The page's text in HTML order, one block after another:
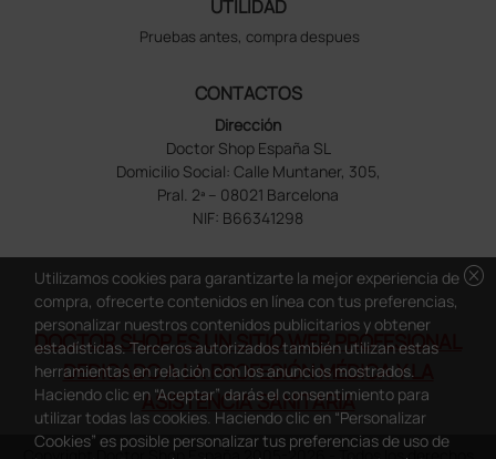
UTILIDAD
Pruebas antes, compra despues
CONTACTOS
Dirección
Doctor Shop España SL
Domicilio Social: Calle Muntaner, 305,
Pral. 2ª – 08021 Barcelona
NIF: B66341298
DOCTOR SHOP ES UN SITIO WEB PROFESIONAL
DEDICADO A LA PROFESIÓN MÉDICA Y LA
ASISTENCIA SANITARIA
cancel
Utilizamos cookies para garantizarte la mejor experiencia de
compra, ofrecerte contenidos en línea con tus preferencias,
personalizar nuestros contenidos publicitarios y obtener
estadísticas. Terceros autorizados también utilizan estas
herramientas en relación con los anuncios mostrados.
Haciendo clic en “Aceptar” darás el consentimiento para
utilizar todas las cookies. Haciendo clic en “Personalizar
Cookies” es posible personalizar tus preferencias de uso de